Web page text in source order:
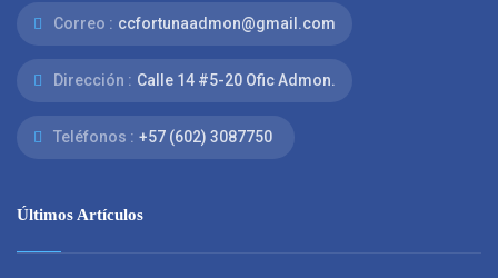
Correo : ccfortunaadmon@gmail.com
Dirección : Calle 14 #5-20 Ofic Admon.
Teléfonos : +57 (602) 3087750
Últimos Artículos